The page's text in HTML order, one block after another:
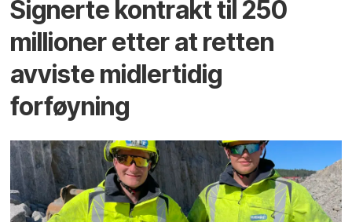
Signerte kontrakt til 250
millioner etter at retten
avviste midlertidig
forføyning